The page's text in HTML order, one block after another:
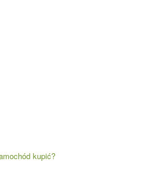
kupić?